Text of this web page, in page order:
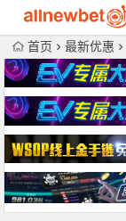
首页 最新优惠